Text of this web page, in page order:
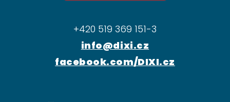
+420 519 369 151-3
info@dixi.cz
facebook.com/DIXI.cz